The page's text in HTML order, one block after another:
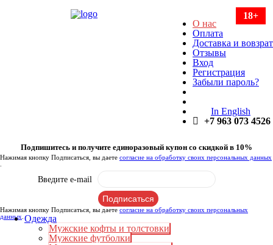
О нас
Оплата
Доставка и вовзрат
Отзывы
Вход
Регистрация
Забыли пароль?
In English
+7 963 073 4526
Подпишитесь и получите единоразовый купон со скидкой в 10%
Нажимая кнопку Подписаться, вы даете согласие на обработку своих персональных данных
Введите e-mail
Нажимая кнопку Подписаться, вы даете согласие на обработку своих персональных
данных Одежда
Мужские кофты и толстовки
Мужские футболки
18+